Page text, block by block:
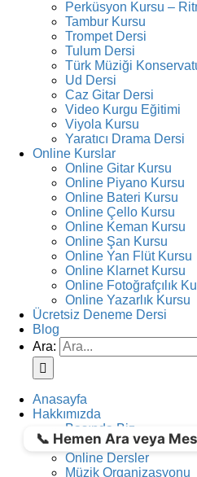
Perküsyon Kursu –
Tambur Kursu
Trompet Dersi
Tulum Dersi
Türk Müziği
Ud Dersi
Caz Gitar Dersi
Video Kurgu Eğitimi
Viyola Kursu
Yaratıcı Drama Dersi
Online Kurslar
Online Gitar Kursu
Online Piyano Kursu
Online Bateri Kursu
Online Çello Kursu
Online Keman Kursu
Online Şan Kursu
Online Yan Flüt Kursu
Online Klarnet Kursu
Online Fotoğrafçılık
Online Yazarlık Kursu
Ücretsiz Deneme Dersi
Blog
Ara:
Anasayfa
Hakkımızda
Basında Biz
İş Başvurusu
Online Dersler
Müzik Organizasyonu
📞 Hemen Ara veya